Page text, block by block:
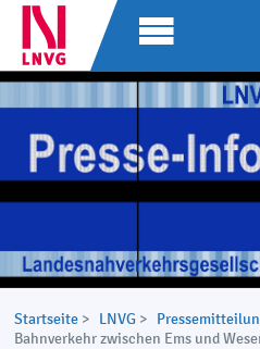
Startseite > LNVG >
Bahnverkehr zwischen Ems und